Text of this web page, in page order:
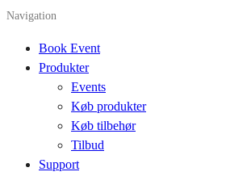
Navigation
Book Event
Produkter
Events
Køb produkter
Køb tilbehør
Tilbud
Support